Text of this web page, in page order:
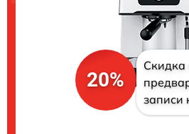
20%
Скидка
записи